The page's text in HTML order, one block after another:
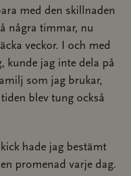
med den skillnaden
några timmar, nu
veckor. I och med
kunde jag inte dela på
som jag brukar,
blev tung också
hade jag bestämt
promenad varje dag.